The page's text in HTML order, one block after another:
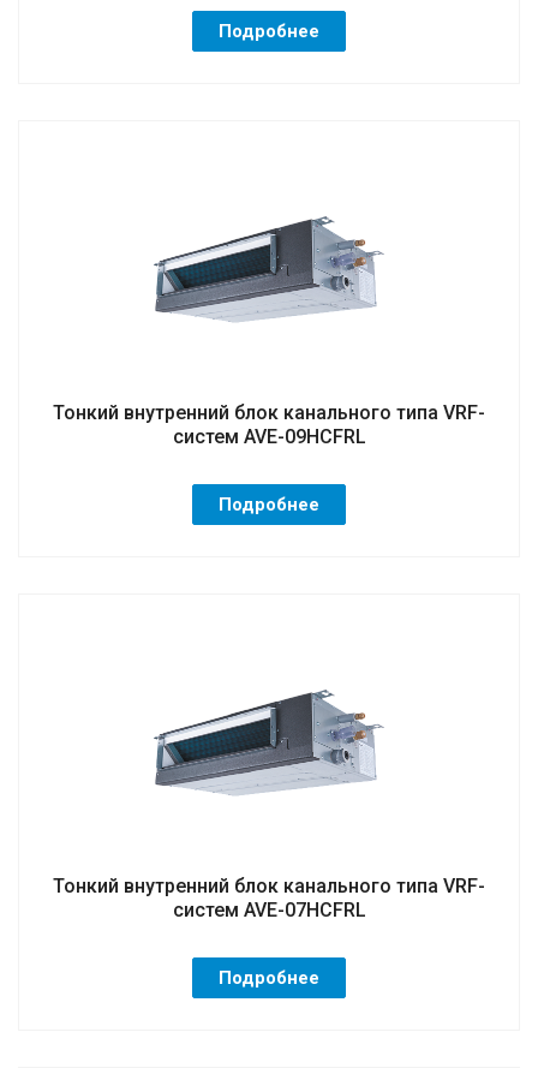
Подробнее
Тонкий внутренний блок канального типа VRF-
систем AVE-09HCFRL
Подробнее
Тонкий внутренний блок канального типа VRF-
систем AVE-07HCFRL
Подробнее